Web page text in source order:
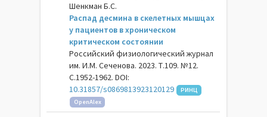
Шенкман Б.С.
Распад десмина в скелетных мышцах
у пациентов в хроническом
критическом состоянии
Российский физиологический журнал
им. И.М. Сеченова. 2023. Т.109. №12.
С.1952-1962. DOI:
10.31857/s0869813923120129
РИНЦ
OpenAlex